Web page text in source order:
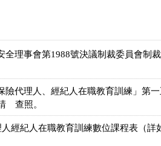
全理事會第1988號決議制裁委員會制
險代理人、經紀人在職教育訓練」第
查照。
經紀人在職教育訓練數位課程表（